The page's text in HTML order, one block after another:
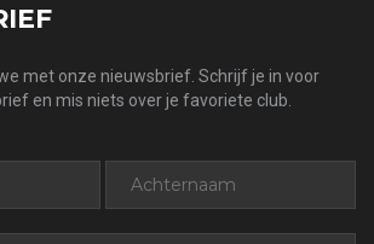
met onze nieuwsbrief. Schrijf je in voor
en mis niets over je favoriete club.